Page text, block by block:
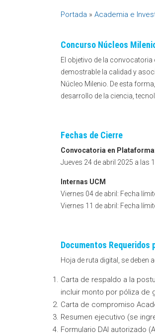
Portada » Academia e
Concurso Núcleos
El objetivo de la
demostrable la calidad y
Núcleo Milenio. De esta
desarrollo de la ciencia,
Fechas de Cierre
Convocatoria en
Jueves 24 de abril 2025 a las
Internas UCM
Viernes 04 de abril: Fecha
Viernes 11 de abril: Fecha
Documentos
Hoja de ruta digital, se
Carta de respaldo a la
incluir monto por póliza de
Carta de compromiso
Resumen ejecutivo (se
Formulario DAI autorizado